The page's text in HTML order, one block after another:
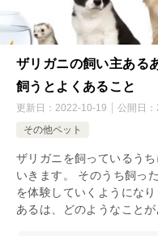
ザリガニの飼い主ある
飼うとよくあること
更新日： 2022-10-19 公開日：
その他ペット
ザリガニを飼っているう
いきます。 そのうち飼っ
を体験していくようにな
あるは、どのようなことが